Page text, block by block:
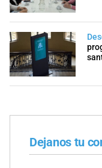
Dejanos tu